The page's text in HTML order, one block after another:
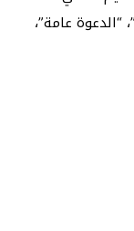
“الدعوة عامة”،